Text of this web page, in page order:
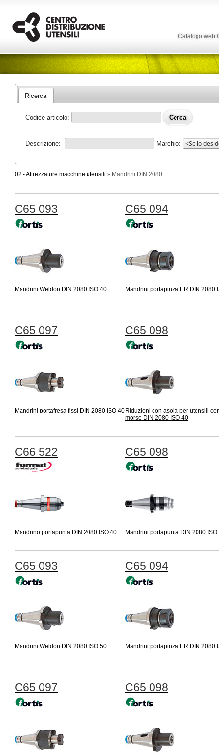
Catalogo web
Ricerca
Codice articolo:
Descrizione: Marchio:
02 - Attrezzature macchine utensili » Mandrini DIN 2080
C65 093
Mandrini Weldon DIN 2080 ISO 40
C65 094
Mandrini portapinza ER DIN 2080
C65 097
Mandrini portafresa fissi DIN 2080 ISO 40
C65 098
Riduzioni con asola per utensili
morse DIN 2080 ISO 40
C66 522
Mandrino portapunta DIN 2080 ISO 40
C65 098
Mandrini portapunta DIN 2080 ISO
C65 093
Mandrini Weldon DIN 2080 ISO 50
C65 094
Mandrini portapinza ER DIN 2080
C65 097 C65 098